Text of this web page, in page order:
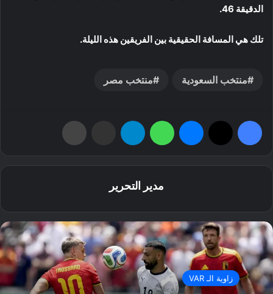
الدقيقة 46.
تلك هي المسافة الحقيقية بين الفريقين هذه الليلة.
منتخب السعودية منتخب مصر
مدير التحرير
زاوية الـ VAR